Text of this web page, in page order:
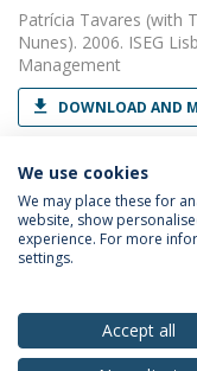
Patrícia Tavares (with
Nunes). 2006. ISEG
Management
DOWNLOAD AND
Privacy Policy
We use cookies
We may place these for
website, show
experience. For more
settings.
Accept all